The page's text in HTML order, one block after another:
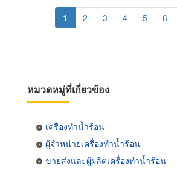
PaginationCurrent
page
1 Page
2 Page
3 Page
4 Page
5 Page
6
หมวดหมู่ที่เกี่ยวข้อง
เครื่องทำน้ำร้อน
ผู้จำหน่ายเครื่องทำน้ำร้อน
ขายส่งและผู้ผลิตเครื่องทำน้ำร้อน